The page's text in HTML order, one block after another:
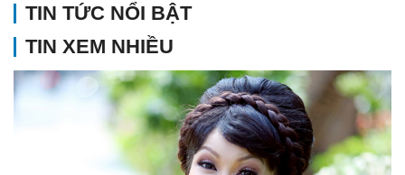
TIN TỨC NỔI BẬT
TIN XEM NHIỀU